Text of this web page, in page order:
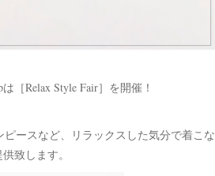
［Relax Style Fair］を開催！
ースなど、リラックスした気分で着こな
致します。